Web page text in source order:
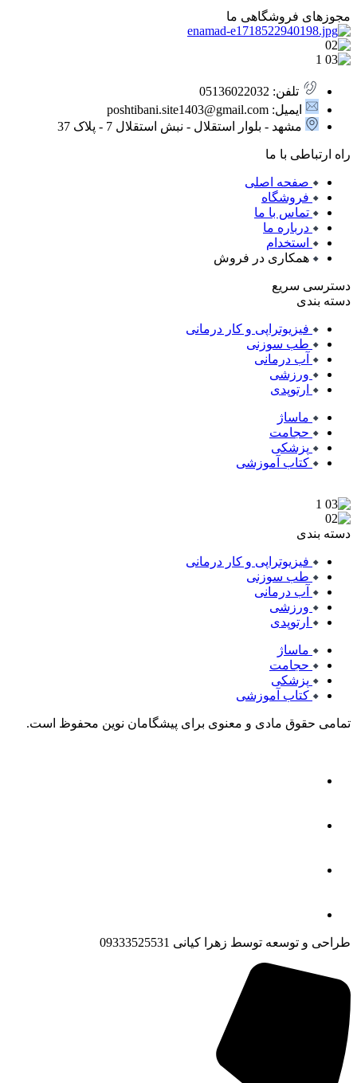
مجوزهای فروشگاهی ما
تلفن: 05136022032
ایمیل: poshtibani.site1403@gmail.com
مشهد - بلوار استقلال - نبش استقلال 7 - پلاک 37
راه ارتباطی با ما
صفحه اصلی
فروشگاه
تماس با ما
درباره ما
استخدام
همکاری در فروش
دسترسی سریع
دسته بندی
فیزیوتراپی و کار درمانی
طب سوزنی
آب درمانی
ورزشی
ارتوپدی
ماساژ
حجامت
پزشکی
کتاب آموزشی
دسته بندی
فیزیوتراپی و کار درمانی
طب سوزنی
آب درمانی
ورزشی
ارتوپدی
ماساژ
حجامت
پزشکی
کتاب آموزشی
تمامی حقوق مادی و معنوی برای پیشگامان نوین محفوظ است.
طراحی و توسعه توسط زهرا کیانی 09333525531